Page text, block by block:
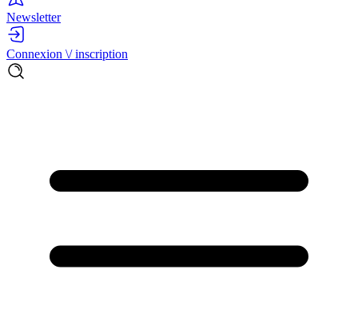
Newsletter
Connexion \/ inscription